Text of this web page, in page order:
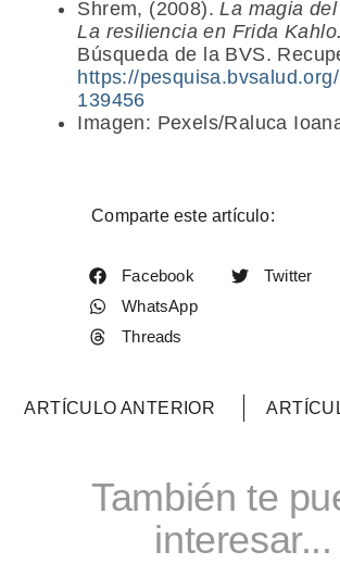
Shrem, (2008).La magia
La resiliencia en Frida Kahlo.
Búsqueda de la BVS.
https://
139456
Imagen: Pexels/Raluca
Comparte este artículo:
Facebook
Twitter
WhatsApp
Threads
ARTÍCULO ANTERIOR
También te
interesar...